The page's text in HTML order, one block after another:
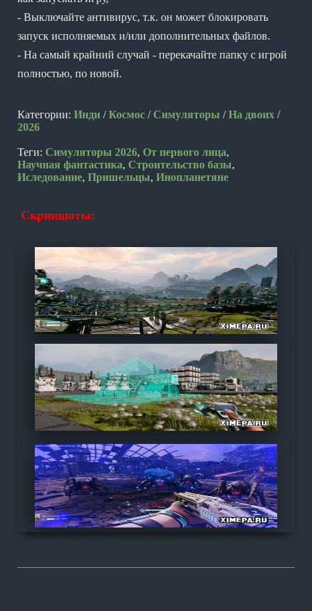
- Выключайте антивирус, т.к. он может блокировать
запуск исполняемых и/или дополнительных файлов.
- На самый крайний случай - перекачайте папку с игрой
полностью, по новой.
Категории: Инди /Космос /Симуляторы /На двоих /
2026
Теги: Симуляторы 2026, От первого лица,
Научная фантастика, Строительство базы,
Иследование, Пришельцы, Инопланетяне
Скриншоты: